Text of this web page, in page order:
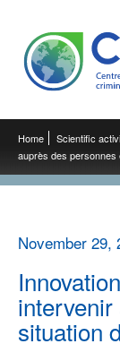
Home Scientific
auprès des personnes
November 29,
situation